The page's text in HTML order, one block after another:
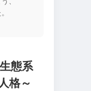
態系
格～